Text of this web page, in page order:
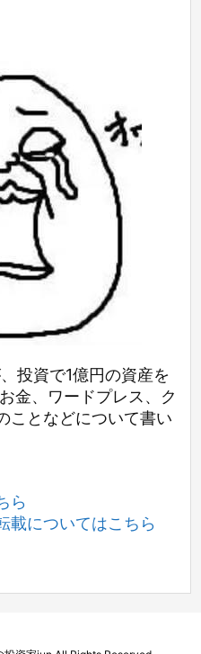
投資で1億円の資産を
金、ワードプレス、ク
ことなどについて書い
ら
載についてはこちら